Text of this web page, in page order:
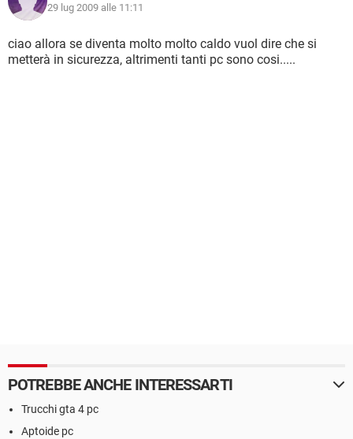
29 lug 2009 alle 11:11
ciao allora se diventa molto molto caldo vuol dire che si
metterà in sicurezza, altrimenti tanti pc sono cosi.....
POTREBBE ANCHE INTERESSARTI
Trucchi gta 4 pc
Aptoide pc